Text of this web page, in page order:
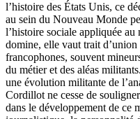
l’histoire des États Unis, ce
au sein du Nouveau Monde
l’histoire sociale appliquée
domine, elle vaut trait
francophones, souvent
du métier et des aléas
une évolution militante de
Cordillot ne cesse de
dans le développement de ce